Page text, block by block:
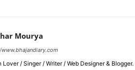
Mourya
Lover / Singer / Writer / Web Designer & Blogger.